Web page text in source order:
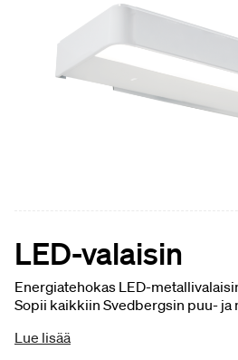
LED-valaisin
Energiatehokas LED-
Sopii kaikkiin Svedbergsin puu-
Lue lisää